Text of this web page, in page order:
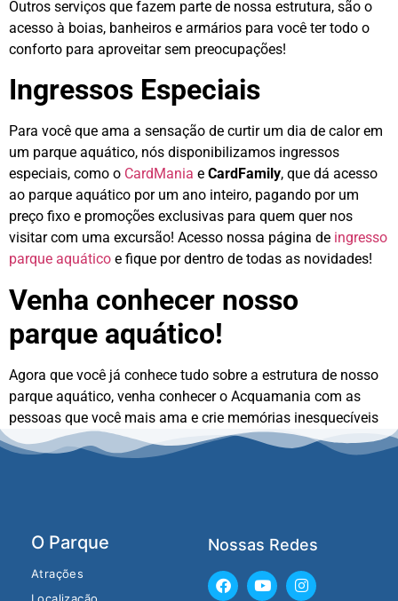
Outros serviços que fazem parte de nossa estrutura, são o
acesso à boias, banheiros e armários para você ter todo o
conforto para aproveitar sem preocupações!
Ingressos Especiais
Para você que ama a sensação de curtir um dia de calor em
um parque aquático, nós disponibilizamos ingressos
especiais, como o CardMania e CardFamily, que dá acesso
ao parque aquático por um ano inteiro, pagando por um
preço fixo e promoções exclusivas para quem quer nos
visitar com uma excursão! Acesso nossa página de ingresso
parque aquático e fique por dentro de todas as novidades!
Venha conhecer nosso
parque aquático!
Agora que você já conhece tudo sobre a estrutura de nosso
parque aquático, venha conhecer o Acquamania com as
pessoas que você mais ama e crie memórias inesquecíveis
de muita diversão e aventura conosco!
O Parque
Atrações
Nossas Redes